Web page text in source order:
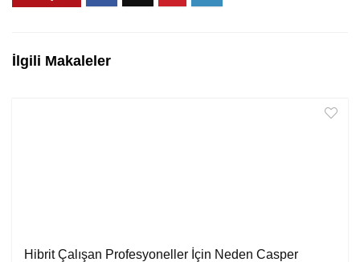
İlgili Makaleler
Hibrit Çalışan Profesyoneller İçin Neden Casper